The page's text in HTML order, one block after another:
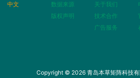
中文
数据来源
版权声明
关于我们
技术合作
广告服务
Copyright © 2026 青岛本草矩阵科技有